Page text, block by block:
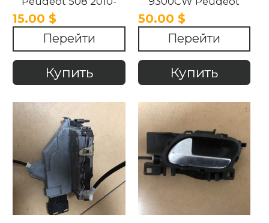
15.00 $
Перейти
Купить
508 2010-2018
50.00 $
Перейти
Купить